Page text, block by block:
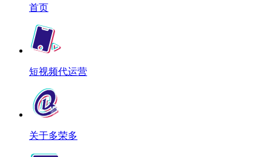
首页
短视频代运营
关于多荣多